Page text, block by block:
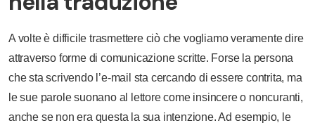
A volte è difficile trasmettere ciò che vogliamo veramente dire
attraverso forme di comunicazione scritte. Forse la persona
che sta scrivendo l’e-mail sta cercando di essere contrita, ma
le sue parole suonano al lettore come insincere o noncuranti,
anche se non era questa la sua intenzione. Ad esempio, le